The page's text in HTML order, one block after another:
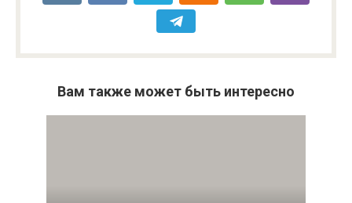
Вам также может быть интересно